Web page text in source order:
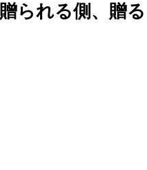
られる側、贈る